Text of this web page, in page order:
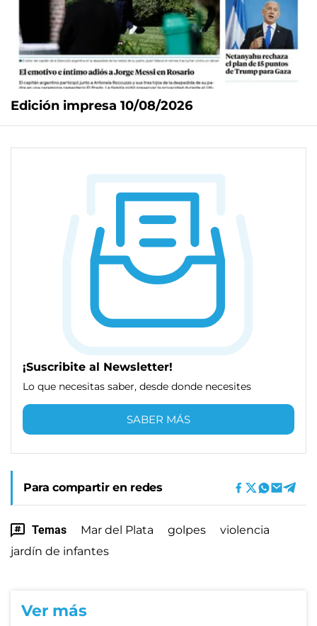
Edición impresa 10/08/2026
¡Suscribite al Newsletter!
Lo que necesitas saber, desde donde necesites
SABER MÁS
Para compartir en redes
Temas Mar del Plata golpes
violencia
jardín de infantes
Ver más